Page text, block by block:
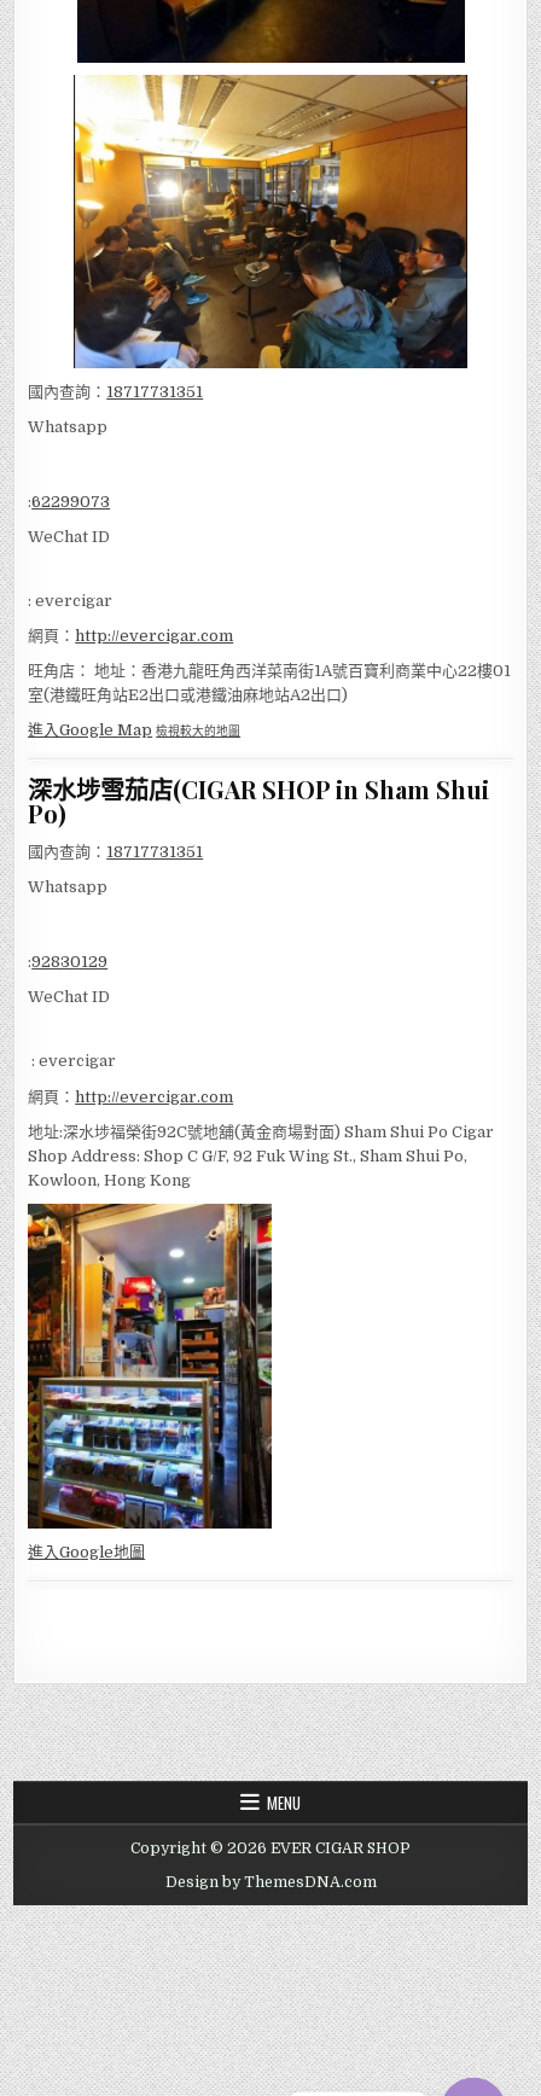
國內查詢： 18717731351
Whatsapp
WeChat ID
: evercigar
網頁：http://evercigar.com
旺角店： 地址：香港九龍旺角西洋菜南街1A號百寶利商業中心22樓01
室(港鐵旺角站E2出口或港鐵油麻地站A2出口)
進入Google Map 檢視較大的地圖
國內查詢：18717731351
:92830129
WeChat ID
: evercigar
網頁： http://evercigar.com
地址:深水埗福榮街92C號地舖(黃金商場對面) Sham Shui Po Cigar
Shop Address: Shop C G/F, 92 Fuk Wing St., Sham Shui Po,
Kowloon, Hong Kong
MENU